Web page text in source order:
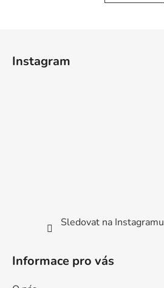
Instagram
Sledovat na Instagramu
Informace pro vás